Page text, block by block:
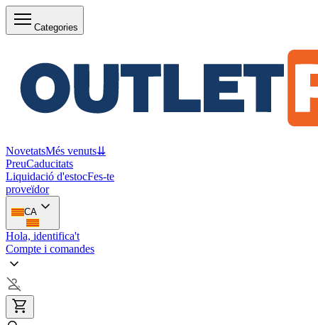
Categories
NovetatsMés venuts⇊
PreuCaducitats
Liquidació d'estocFes-te
proveïdor
CA
Hola, identifica't
Compte i comandes